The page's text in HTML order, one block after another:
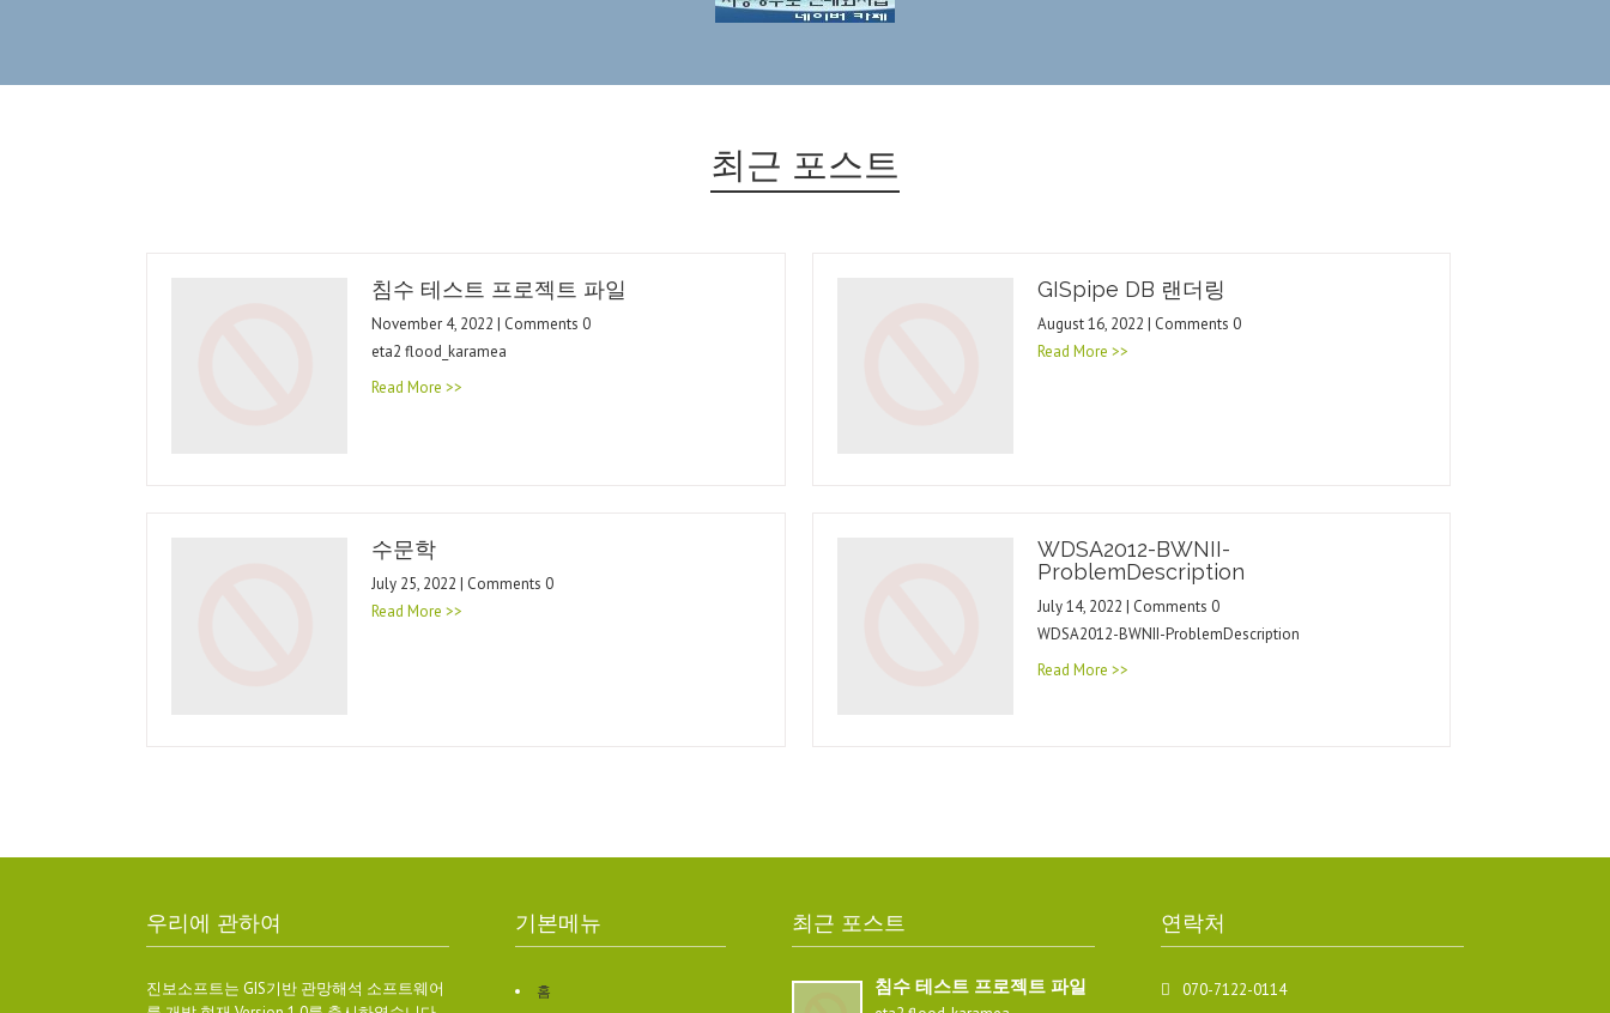
최근 포스트
침수 테스트 프로젝트 파일
November 4, 2022 | Comments 0
eta2 flood_karamea
Read More >>
GISpipe DB 랜더링
August 16, 2022 | Comments 0
Read More >>
수문학
July 25, 2022 | Comments 0
Read More >>
WDSA2012-BWNII-
ProblemDescription
July 14, 2022 | Comments 0
WDSA2012-BWNII-ProblemDescription
Read More >>
우리에 관하여
진보소프트는 GIS기반 관망해석 소프트웨어
기본메뉴
홈
최근 포스트
침수 테스트 프로젝트 파일
연락처
070-7122-0114